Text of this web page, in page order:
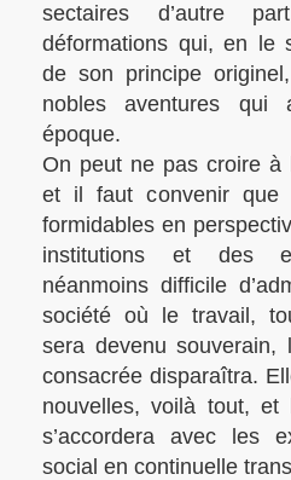
sectaires d’autre
déformations qui, en le
de son principe
nobles aventures qui
époque.
On peut ne pas croire à
et il faut convenir que
formidables en
institutions et des
néanmoins difficile
société où le travail,
sera devenu
consacrée disparaîtra.
nouvelles, voilà tout, et
s’accordera avec les
social en continuelle